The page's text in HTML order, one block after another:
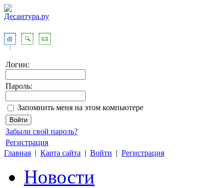
Логин:
Пароль:
Запомнить меня на этом компьютере
Забыли свой пароль?
Регистрация
Главная | Карта сайта | Войти | Регистрация
Новости